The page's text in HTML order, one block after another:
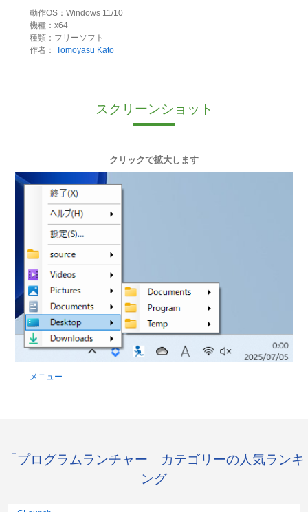
動作OS：Windows 11/10
機種：x64
種類：フリーソフト
作者： Tomoyasu Kato
スクリーンショット
クリックで拡大します
メニュー
「プログラムランチャー」カテゴリーの人気ランキ
ング